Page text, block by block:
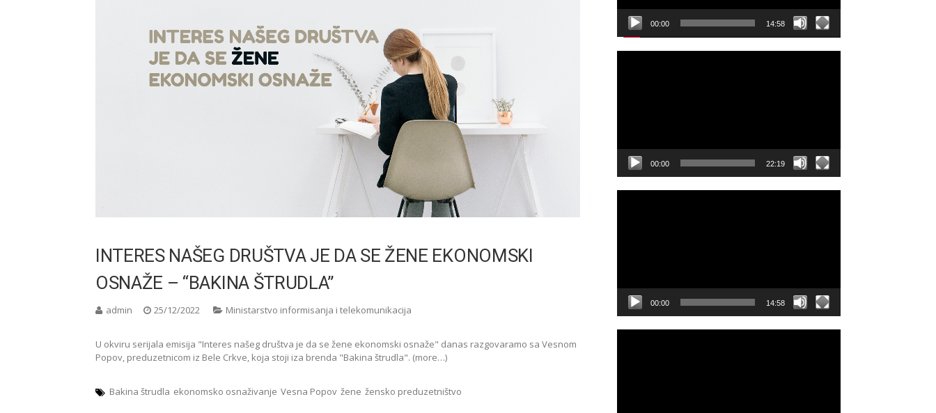
INTERES NAŠEG DRUŠTVA JE DA SE ŽENE EKONOMSKI
OSNAŽE – “BAKINA ŠTRUDLA”
admin 25/12/2022 Ministarstvo informisanja i telekomunikacija
U okviru serijala emisija "Interes našeg društva je da se žene ekonomski osnaže" danas razgovaramo sa Vesnom
Popov, preduzetnicom iz Bele Crkve, koja stoji iza brenda "Bakina štrudla". (more…)
Bakina štrudla ekonomsko osnaživanje Vesna Popov žene žensko preduzetništvo
00:00 14:58
00:00 22:19
00:00 14:58